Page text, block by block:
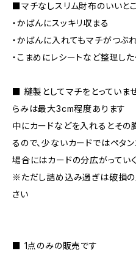
■マチなしスリム財布のいいと
・かばんにスッキリ収まる
・かばんに入れてもマチがつぶ
・こまめにレシートなど整理した
■ 縫製としてマチをとっていま
らみは最大3cm程度あります
中にカードなどを入れるとその
るので、少ないカードではペタ
場合にはカードの分広がってい
※ただし詰め込み過ぎは破損の
さい
■ 1点のみの販売です